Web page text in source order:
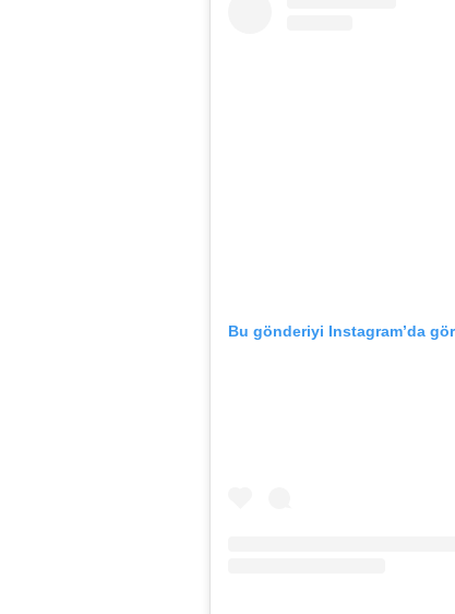
Bu gönderiyi Instagram’da gör